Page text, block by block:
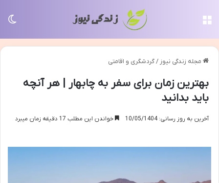
مجله زندگی نیوز /گردشگری و اقامتی
بهترین زمان برای سفر به چابهار | هر آنچه
باید بدانید
آخرین به روز رسانی: 10/05/1404 خواندن این مطلب 17 دقیقه زمان میبرد